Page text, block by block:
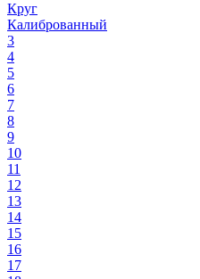
Круг
Калиброванный
3
4
5
6
7
8
9
10
11
12
13
14
15
16
17